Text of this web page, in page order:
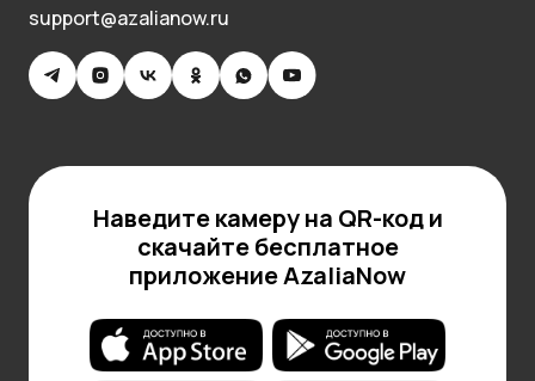
support@azalianow.ru
Наведите камеру на QR-код и
скачайте бесплатное
приложение AzaliaNow